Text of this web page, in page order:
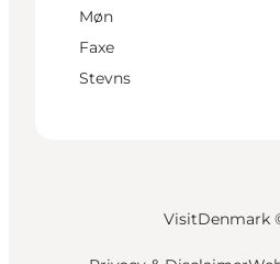
Møn
Faxe
Stevns
VisitDenmark